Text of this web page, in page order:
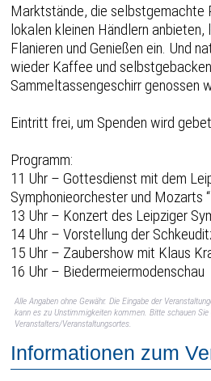
Marktstände, die selbstgemachte
lokalen kleinen Händlern anbieten,
Flanieren und Genießen ein. Und
wieder Kaffee und
Sammeltassengeschirr genossen
Eintritt frei, um Spenden wird
Programm:
11 Uhr – Gottesdienst mit dem
Symphonieorchester und Mozarts
13 Uhr – Konzert des Leipziger
14 Uhr – Vorstellung der
15 Uhr – Zaubershow mit Klaus
16 Uhr – Biedermeiermodenschau
Alle Angaben ohne Gewähr. Die Eingabe der
kann es zu Unstimmigkeiten kommen. Bitte schauen
Veranstalters/Veranstaltungsortes.
Informationen zum